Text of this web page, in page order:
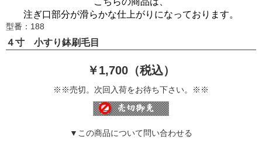
注ぎ口部分が滑らかな仕上がりになっております。
型番：188
４寸 小すり鉢刷毛目
￥1,700（税込）
※※売切。次回入荷をお待ち下さい。※※
▼この商品について問い合わせる